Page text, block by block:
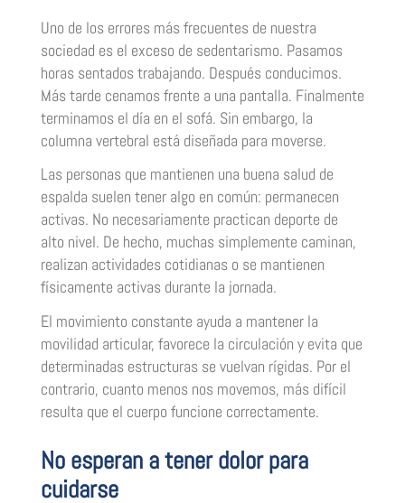
Uno de los errores más frecuentes de nuestra
sociedad es el exceso de sedentarismo. Pasamos
horas sentados trabajando. Después conducimos.
Más tarde cenamos frente a una pantalla. Finalmente
terminamos el día en el sofá. Sin embargo, la
columna vertebral está diseñada para moverse.
Las personas que mantienen una buena salud de
espalda suelen tener algo en común: permanecen
activas. No necesariamente practican deporte de
alto nivel. De hecho, muchas simplemente caminan,
realizan actividades cotidianas o se mantienen
físicamente activas durante la jornada.
El movimiento constante ayuda a mantener la
movilidad articular, favorece la circulación y evita que
determinadas estructuras se vuelvan rígidas. Por el
contrario, cuanto menos nos movemos, más difícil
resulta que el cuerpo funcione correctamente.
No esperan a tener dolor para
cuidarse